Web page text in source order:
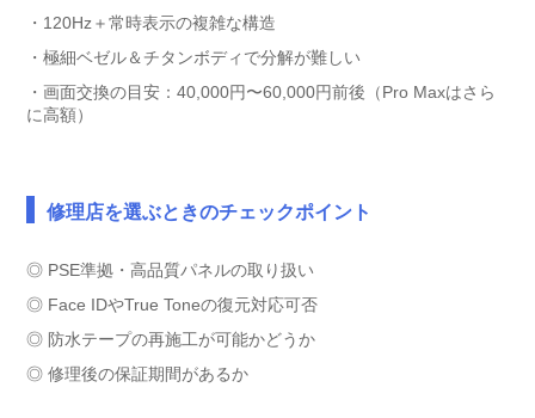
・120Hz＋常時表示の複雑な構造
・極細ベゼル＆チタンボディで分解が難しい
・画面交換の目安：40,000円〜60,000円前後（Pro Maxはさら
に高額）
修理店を選ぶときのチェックポイント
◎ PSE準拠・高品質パネルの取り扱い
◎ Face IDやTrue Toneの復元対応可否
◎ 防水テープの再施工が可能かどうか
◎ 修理後の保証期間があるか